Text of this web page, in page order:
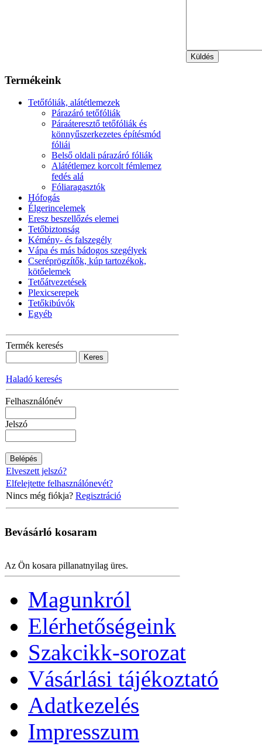
Termékeink
Tetőfóliák, alátétlemezek
Párazáró tetőfóliák
Páraáteresztő tetőfóliák és
könnyűszerkezetes építésmód
fóliái
Belső oldali párazáró fóliák
Alátétlemez korcolt fémlemez
fedés alá
Fóliaragasztók
Hófogás
Élgerincelemek
Eresz beszellőzés elemei
Tetőbiztonság
Kémény- és falszegély
Vápa és más bádogos szegélyek
Cseréprögzítők, kúp tartozékok,
kötőelemek
Tetőátvezetések
Plexicserepek
Tetőkibúvók
Egyéb
Termék keresés
Haladó keresés
Felhasználónév
Jelszó
Elveszett jelszó?
Elfelejtette felhasználónevét?
Nincs még fiókja? Regisztráció
Bevásárló kosaram
Az Ön kosara pillanatnyilag üres.
Magunkról
Elérhetőségeink
Szakcikk-sorozat
Vásárlási tájékoztató
Adatkezelés
Impresszum